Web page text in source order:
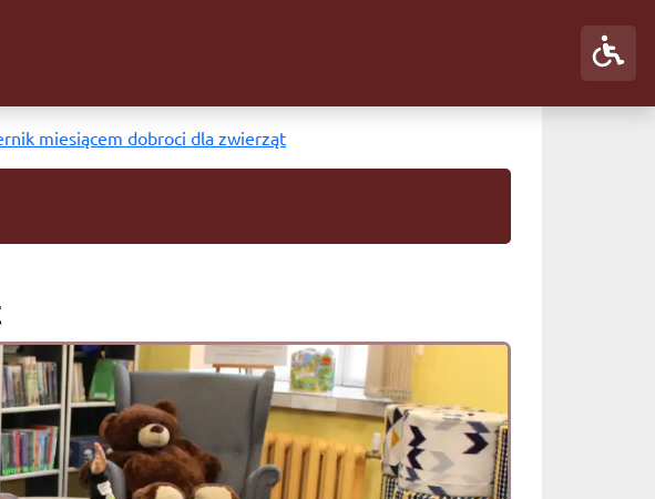
miesiącem dobroci dla zwierząt